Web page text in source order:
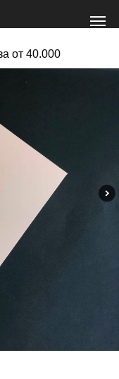
от 40.000